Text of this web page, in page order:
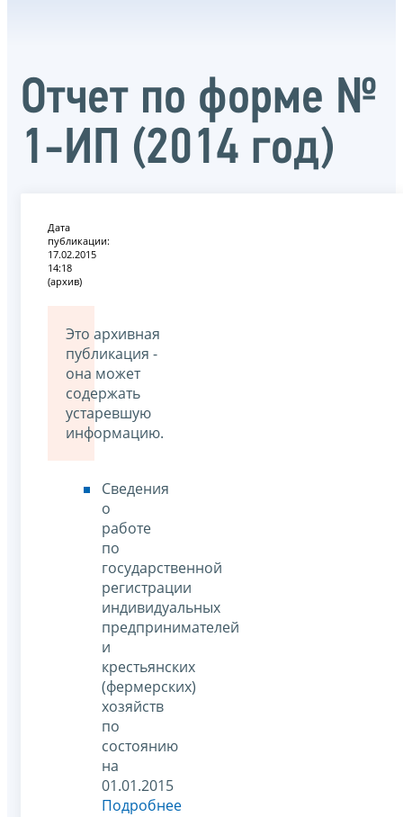
Отчет по форме №
1-ИП (2014 год)
Дата
публикации:
17.02.2015
14:18
(архив)
Это архивная
публикация -
она может
содержать
устаревшую
информацию.
Сведения
о
работе
по
государственной
регистрации
индивидуальных
предпринимателей
и
крестьянских
(фермерских)
хозяйств
по
состоянию
на
01.01.2015
Подробнее